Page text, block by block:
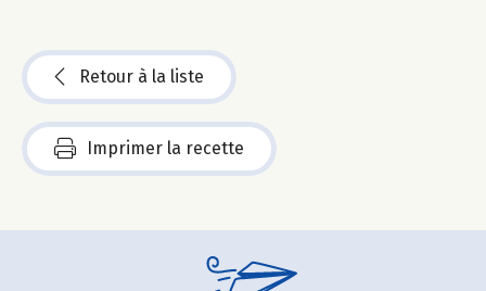
Retour à la liste
Imprimer la recette